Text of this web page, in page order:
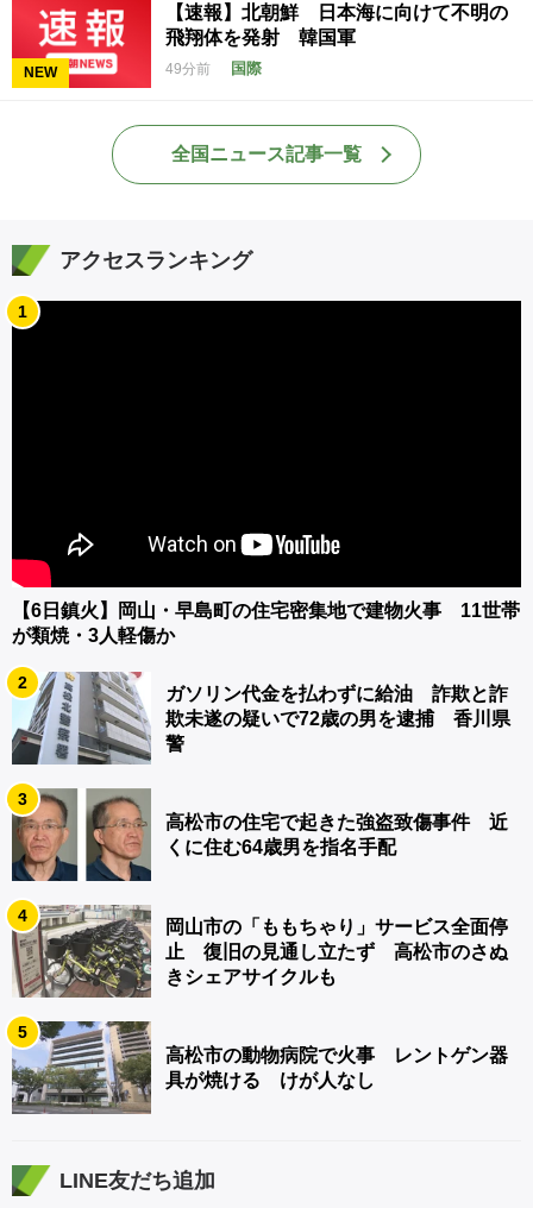
NEW
【速報】北朝鮮 日本海に向けて不明の
飛翔体を発射 韓国軍
49分前 国際
全国ニュース記事一覧
アクセスランキング
1
【6日鎮火】岡山・早島町の住宅密集地で建物火事 11世帯
が類焼・3人軽傷か
2
ガソリン代金を払わずに給油 詐欺と詐
欺未遂の疑いで72歳の男を逮捕 香川県
警
3
高松市の住宅で起きた強盗致傷事件 近
くに住む64歳男を指名手配
4
岡山市の「ももちゃり」サービス全面停
止 復旧の見通し立たず 高松市のさぬ
きシェアサイクルも
5
高松市の動物病院で火事 レントゲン器
具が焼ける けが人なし
LINE友だち追加